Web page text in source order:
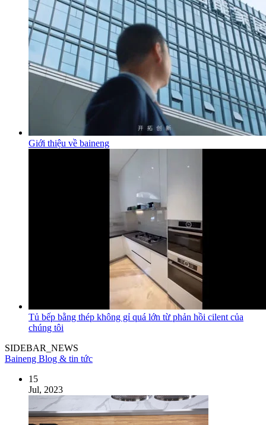
Giới thiệu về baineng
Tủ bếp bằng thép không gỉ quá lớn từ phản hồi cilent của
chúng tôi
SIDEBAR_NEWS
Baineng Blog & tin tức
15
Jul, 2023